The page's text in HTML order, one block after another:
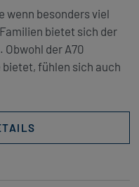
wenn besonders viel
bietet sich der
Obwohl der A70
fühlen sich auch